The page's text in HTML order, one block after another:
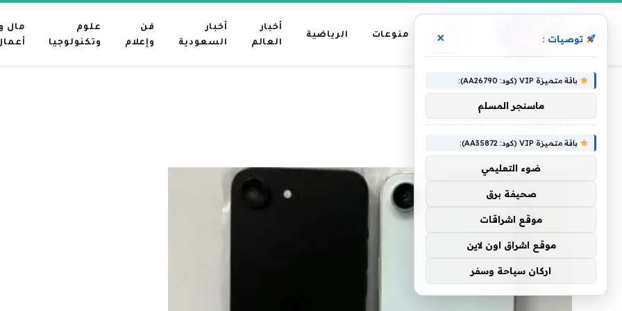
رئيسية
منوعات الرياضية
أخبار
العالم
أخبار
السعودية
فن
وإعلام
علوم
وتكنولوجيا
مال و
الرئيسية » مظهره
مظهره
توصيات : ×
باقة متميزة VIP (كود: AA26790):
ماسنجر المسلم
باقة متميزة VIP (كود: AA35872):
ضوء التعليمي
صحيفة برق
موقع اشراقات
موقع اشراق اون لاين
اركان سياحة وسفر